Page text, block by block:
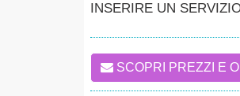
INSERIRE UN
SCOPRI PREZZI E